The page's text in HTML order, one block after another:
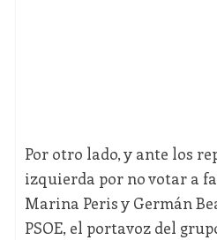
Por otro lado, y ante los
izquierda por no votar a
Marina Peris y Germán
PSOE, el portavoz del